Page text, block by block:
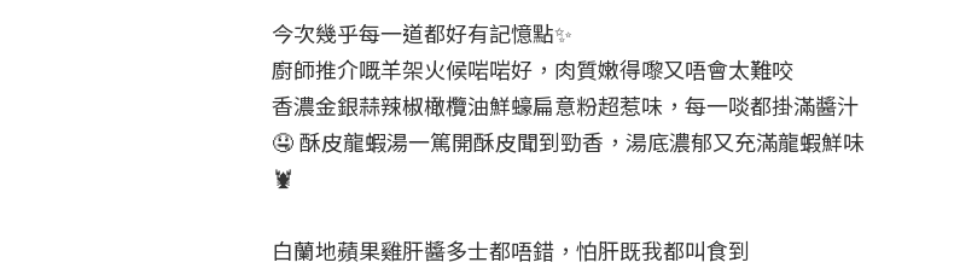
今次幾乎每一道都好有記憶點✨
廚師推介嘅羊架火候啱啱好，肉質嫩得嚟又唔會太難咬
香濃金銀蒜辣椒橄欖油鮮蠔扁意粉超惹味，每一啖都掛滿醬汁
🤤 酥皮龍蝦湯一篤開酥皮聞到勁香，湯底濃郁又充滿龍蝦鮮味
🦞
白蘭地蘋果雞肝醬多士都唔錯，怕肝既我都叫食到